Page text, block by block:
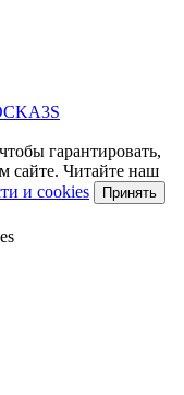
гарантировать,
сайте. Читайте наш
и cookies
Принять